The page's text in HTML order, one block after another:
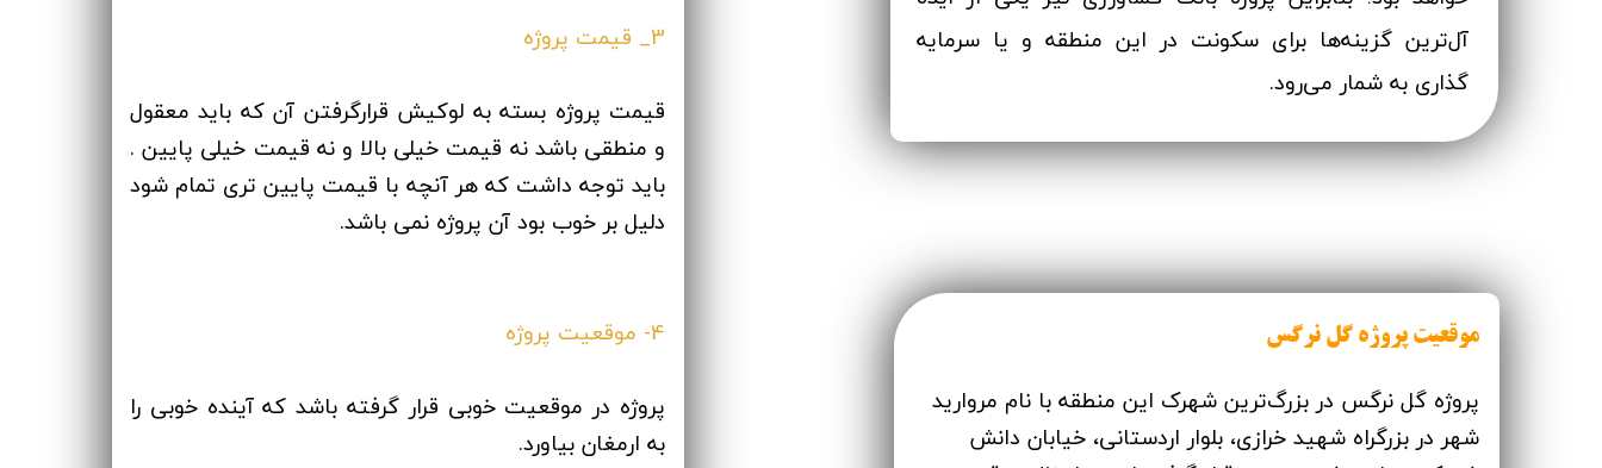
آل‌ترین گزینه‌ها برای سکونت در این منطقه و یا سرمایه
گذاری به شمار می‌رود.
3_ قیمت پروژه
قیمت پروژه بسته به لوکیش قرارگرفتن آن که باید معقول
و منطقی باشد نه قیمت خیلی بالا و نه قیمت خیلی پایین .
باید توجه داشت که هر آنچه با قیمت پایین تری تمام شود
دلیل بر خوب بود آن پروژه نمی باشد.
4- موقعیت پروژه
پروژه در موقعیت خوبی قرار گرفته باشد که آینده خوبی را
به ارمغان بیاورد.
موقعیت پروژه گل نرگس
پروژه گل نرگس در بزرگ‌ترین شهرک این منطقه با نام مروارید
شهر در بزرگراه شهید خرازی، بلوار اردستانی، خیابان دانش